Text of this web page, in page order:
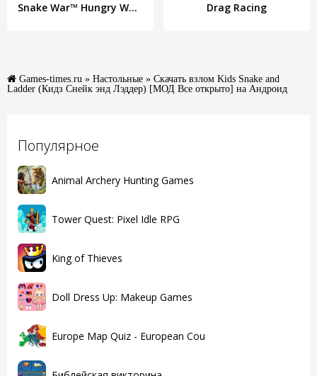
Популярное
Animal Archery Hunting Games
Tower Quest: Pixel Idle RPG
King of Thieves
Doll Dress Up: Makeup Games
Europe Map Quiz - European Cou
Snake War™ Hungry Worm.io Game Drag Racing
Games-times.ru » Настольные » Скачать взлом Kids Snake and
Ladder (Кидз Снейк энд Лэддер) [МОД Все открыто] на Андроид